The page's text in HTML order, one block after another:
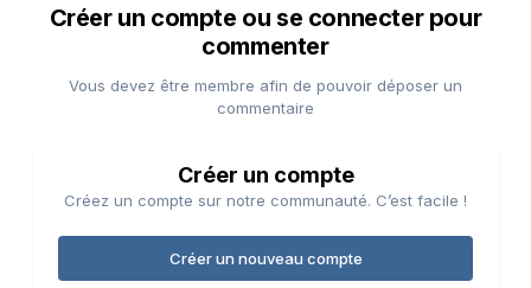
Créer un compte ou se connecter pour
commenter
Vous devez être membre afin de pouvoir déposer un
commentaire
Créer un compte
Créez un compte sur notre communauté. C’est facile !
Créer un nouveau compte